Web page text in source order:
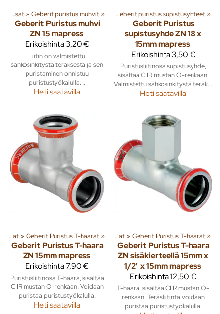
Geberit Sinkityt puristusliitosputket ja osat‪» Geberit puristus muhvit‪»
Geberit Puristus muhvi
ZN 15 mapress
Erikoishinta3,20 €
Liitin on valmistettu
sähkösinkitystä teräksestä ja sen
puristaminen onnistuu
puristustyökalulla....
Heti saatavilla
Sinkityt puristusliitosputket ja osat Geberit puristus supistusyhteet‪»
Geberit Puristus
supistusyhde ZN 18 x
15mm mapress
Erikoishinta3,50 €
Puristusliitinosa supistusyhde,
sisältää CIIR mustan O-renkaan.
Valmistettu sähkösinkitystä teräk...
Heti saatavilla
Geberit Sinkityt puristusliitosputket ja osat‪» Geberit Puristus T-haarat‪»
Geberit Puristus T-haara
ZN 15mm mapress
Erikoishinta7,90 €
Puristusliitinosa T-haara, sisältää
CIIR mustan O-renkaan. Voidaan
puristaa puristustyökalulla.
Heti saatavilla
Geberit Sinkityt puristusliitosputket ja osat‪» Geberit Puristus T-haarat‪»
Geberit Puristus T-haara
ZN sisäkierteellä 15mm x
1/2" x 15mm mapress
Erikoishinta12,50 €
T-haara, sisältää CIIR mustan O-
renkaan. Teräsliitintä voidaan
puristaa puristustyökalulla.